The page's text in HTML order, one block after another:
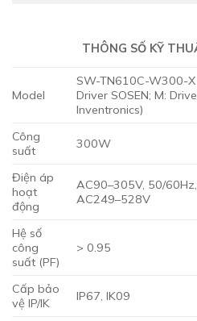
THÔNG SỐ KỸ
Model
SW-TN610C-W300-X
Driver SOSEN; M:
Inventronics)
Công
suất
300W
Điện áp
hoạt
động
AC90–305V, 50/
AC249–528V
Hệ số
công
suất (PF)
> 0.95
Cấp bảo
vệ IP/IK
IP67, IK09